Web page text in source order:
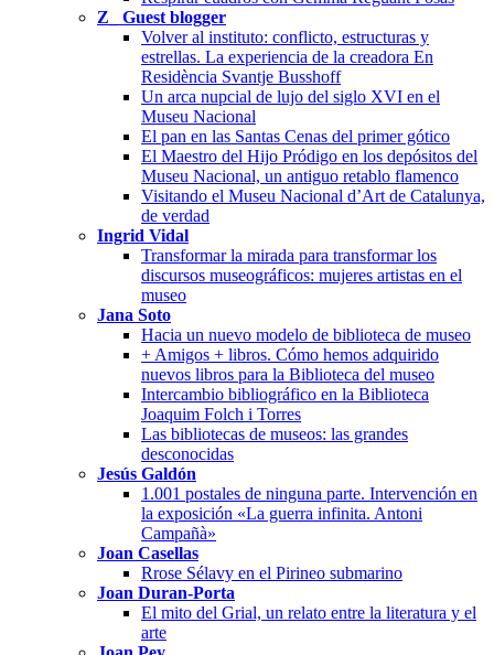
Z_ Guest blogger
Volver al instituto: conflicto, estructuras y
estrellas. La experiencia de la creadora En
Residència Svantje Busshoff
Un arca nupcial de lujo del siglo XVI en el
Museu Nacional
El pan en las Santas Cenas del primer gótico
El Maestro del Hijo Pródigo en los depósitos del
Museu Nacional, un antiguo retablo flamenco
Visitando el Museu Nacional d’Art de Catalunya,
de verdad
Ingrid Vidal
Transformar la mirada para transformar los
discursos museográficos: mujeres artistas en el
museo
Jana Soto
Hacia un nuevo modelo de biblioteca de museo
+ Amigos + libros. Cómo hemos adquirido
nuevos libros para la Biblioteca del museo
Intercambio bibliográfico en la Biblioteca
Joaquim Folch i Torres
Las bibliotecas de museos: las grandes
desconocidas
Jesús Galdón
1.001 postales de ninguna parte. Intervención en
la exposición «La guerra infinita. Antoni
Campañà»
Joan Casellas
Rrose Sélavy en el Pirineo submarino
Joan Duran-Porta
El mito del Grial, un relato entre la literatura y el
arte